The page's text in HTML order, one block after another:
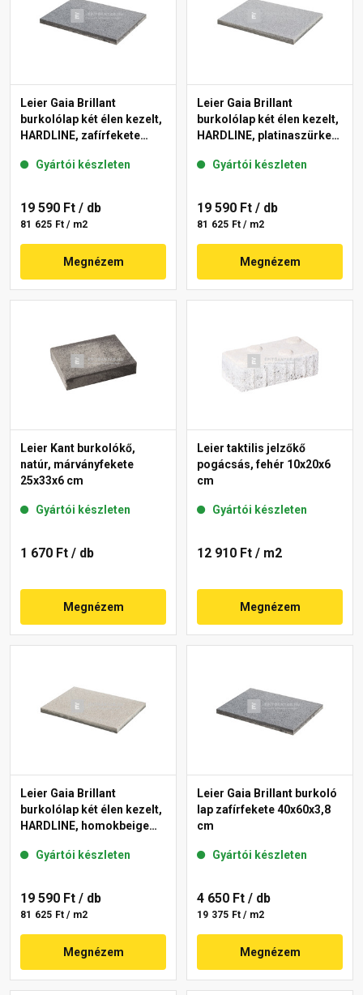
Leier Gaia Brillant
burkolólap két élen kezelt,
HARDLINE, zafírfekete
Gyártói készleten
19 590 Ft / db
81 625 Ft / m2
Megnézem
Leier Gaia Brillant
burkolólap két élen kezelt,
HARDLINE, platinaszürke
Gyártói készleten
19 590 Ft / db
81 625 Ft / m2
Megnézem
Leier Kant burkolókő,
natúr, márványfekete
25x33x6 cm
Gyártói készleten
1 670 Ft / db
Megnézem
Leier taktilis jelzőkő
pogácsás, fehér 10x20x6
cm
Gyártói készleten
12 910 Ft / m2
Megnézem
Leier Gaia Brillant
burkolólap két élen kezelt,
HARDLINE, homokbeige
Gyártói készleten
19 590 Ft / db
81 625 Ft / m2
Megnézem
Leier Gaia Brillant burkoló
lap zafírfekete 40x60x3,8
cm
Gyártói készleten
4 650 Ft / db
19 375 Ft / m2
Megnézem